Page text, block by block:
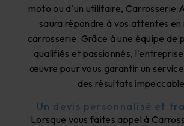
moto ou d'un utilitaire, Carrosserie
saura répondre à vos attentes
carrosserie. Grâce à une équipe de
qualifiés et passionnés,
œuvre pour vous garantir un
des résultats
Un devis personnalisé et
Lorsque vous faites appel à